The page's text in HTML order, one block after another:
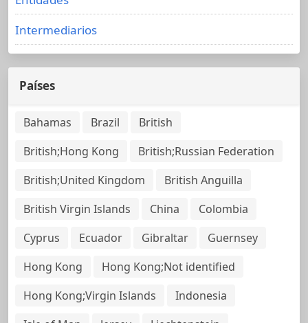
Intermediarios
Países
Bahamas Brazil
British
British;Hong Kong
British;Russian Federation
British;United Kingdom
British Anguilla
British Virgin Islands
China
Colombia
Cyprus
Ecuador Gibraltar
Guernsey
Hong Kong
Hong Kong;Not identified
Hong Kong;Virgin Islands
Indonesia